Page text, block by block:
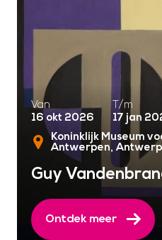
Van
16 okt 2026
T/m
17 jan
Koninklijk Museum
Antwerpen
Guy
Ontdek meer